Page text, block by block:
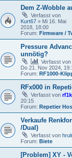
Dem Z-Wobble
Verfasst von
Kurt67 » Mi 16. Mai
2018, 18:00
Forum: Firmware /
Pressure
unnötig?
Verfasst von
Do 21. Nov 2024,
Forum: RF1000-
RFx000 in
Verfasst von
20:15
Forum: Repetier
Verkaufe
/Dual)
Verfasst von
Forum: Biete
[Problem] XY -